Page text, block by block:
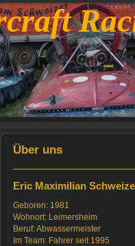
Über uns
Eric Maximilian
Geboren: 1981
Wohnort: Leimersheim
Beruf: Abwassermeister
Im Team: Fahrer seit 1995